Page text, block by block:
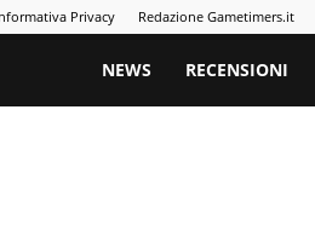
Privacy Redazione Gametimers.it
Gametimers
NEWS RECENSIONI